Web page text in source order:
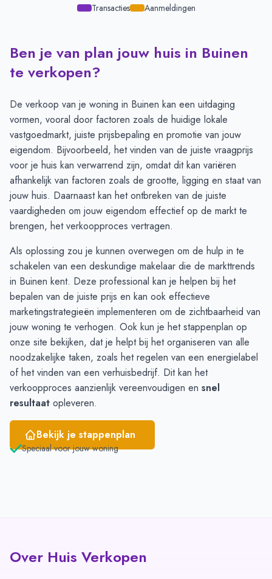
Transacties Aanmeldingen
Transacties en aanmeldingen per maand - Buinen
Maand
Transacties
Juli
1
Augustus
September
2
3
Oktober
3
November
3
4
December
2
Januari
-
2
Februari
1
1
Maart
1
1
April
2
-
Juni
3 3
Ben je van plan jouw huis in Buinen
te verkopen?
De verkoop van je woning in Buinen kan een uitdaging
vormen, vooral door factoren zoals de huidige lokale
vastgoedmarkt, juiste prijsbepaling en promotie van jouw
eigendom. Bijvoorbeeld, het vinden van de juiste vraagprijs
voor je huis kan verwarrend zijn, omdat dit kan variëren
afhankelijk van factoren zoals de grootte, ligging en staat van
jouw huis. Daarnaast kan het ontbreken van de juiste
vaardigheden om jouw eigendom effectief op de markt te
brengen, het verkoopproces vertragen.
Als oplossing zou je kunnen overwegen om de hulp in te
schakelen van een deskundige makelaar die de markttrends
in Buinen kent. Deze professional kan je helpen bij het
bepalen van de juiste prijs en kan ook effectieve
marketingstrategieën implementeren om de zichtbaarheid van
jouw woning te verhogen. Ook kun je hetstappenplan op
onze site bekijken, dat je helpt bij het organiseren van alle
noodzakelijke taken, zoals het regelen van een energielabel
of het vinden van een verhuisbedrijf. Dit kan het
verkoopproces aanzienlijk vereenvoudigen en snel
resultaat opleveren.
Bekijk je stappenplan
Speciaal voor jouw woning
Over Huis Verkopen